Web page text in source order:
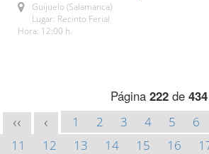
Guijuelo (Salamanca)
Lugar: Recinto Ferial
Hora: 12:00 h.
Página 222de 434
<< < 1 2 3 4 5 6
11
12 13 14 15 16